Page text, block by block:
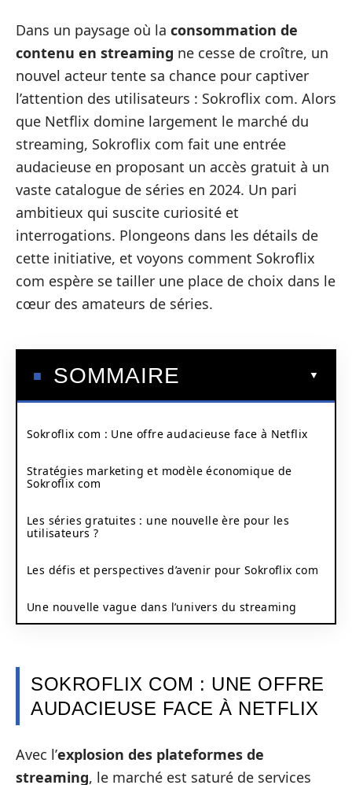
Dans un paysage où la consommation de
contenu en streaming ne cesse de croître, un
nouvel acteur tente sa chance pour captiver
l’attention des utilisateurs : Sokroflix com. Alors
que Netflix domine largement le marché du
streaming, Sokroflix com fait une entrée
audacieuse en proposant un accès gratuit à un
vaste catalogue de séries en 2024. Un pari
ambitieux qui suscite curiosité et
interrogations. Plongeons dans les détails de
cette initiative, et voyons comment Sokroflix
com espère se tailler une place de choix dans le
cœur des amateurs de séries.
SOMMAIRE
Sokroflix com : Une offre audacieuse face à Netflix
Stratégies marketing et modèle économique de
Sokroflix com
Les séries gratuites : une nouvelle ère pour les
utilisateurs ?
Les défis et perspectives d’avenir pour Sokroflix com
Une nouvelle vague dans l’univers du streaming
SOKROFLIX COM : UNE OFFRE
AUDACIEUSE FACE À NETFLIX
Avec l’explosion des plateformes de
streaming, le marché est saturé de services